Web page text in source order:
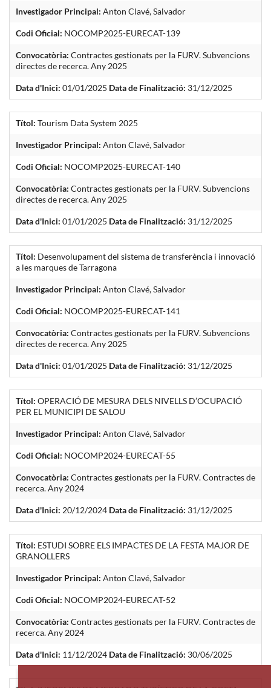
Investigador Principal: Anton Clavé, Salvador
Codi Oficial: NOCOMP2025-EURECAT-139
Convocatòria: Contractes gestionats per la FURV. Subvencions
directes de recerca. Any 2025
Data d'Inici: 01/01/2025 Data de Finalització: 31/12/2025
Títol: Tourism Data System 2025
Investigador Principal: Anton Clavé, Salvador
Codi Oficial: NOCOMP2025-EURECAT-140
Convocatòria: Contractes gestionats per la FURV. Subvencions
directes de recerca. Any 2025
Data d'Inici: 01/01/2025 Data de Finalització: 31/12/2025
Títol: Desenvolupament del sistema de transferència i innovació
a les marques de Tarragona
Investigador Principal: Anton Clavé, Salvador
Codi Oficial: NOCOMP2025-EURECAT-141
Convocatòria: Contractes gestionats per la FURV. Subvencions
directes de recerca. Any 2025
Data d'Inici: 01/01/2025 Data de Finalització: 31/12/2025
Títol: OPERACIÓ DE MESURA DELS NIVELLS D’OCUPACIÓ
PER EL MUNICIPI DE SALOU
Investigador Principal: Anton Clavé, Salvador
Codi Oficial: NOCOMP2024-EURECAT-55
Convocatòria: Contractes gestionats per la FURV. Contractes de
recerca. Any 2024
Data d'Inici: 20/12/2024 Data de Finalització: 31/12/2025
Títol: ESTUDI SOBRE ELS IMPACTES DE LA FESTA MAJOR DE
GRANOLLERS
Investigador Principal: Anton Clavé, Salvador
Codi Oficial: NOCOMP2024-EURECAT-52
Convocatòria: Contractes gestionats per la FURV. Contractes de
recerca. Any 2024
Data d'Inici: 11/12/2024 Data de Finalització: 30/06/2025